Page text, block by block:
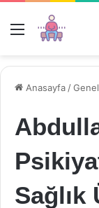
Menü
Anasayfa /Genel
Sağlık